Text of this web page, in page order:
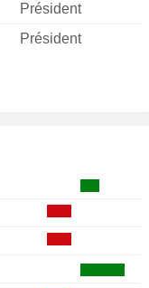
Président
Président